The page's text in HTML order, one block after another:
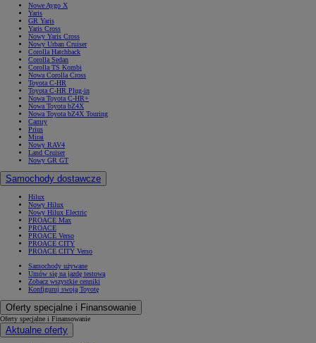
Nowe Aygo X
Yaris
GR Yaris
Yaris Cross
Nowy Yaris Cross
Nowy Urban Cruiser
Corolla Hatchback
Corolla Sedan
Corolla TS Kombi
Nowa Corolla Cross
Toyota C-HR
Toyota C-HR Plug-in
Nowa Toyota C-HR+
Nowa Toyota bZ4X
Nowa Toyota bZ4X Touring
Camry
Prius
Mirai
Nowy RAV4
Land Cruiser
Nowy GR GT
Samochody dostawcze
Hilux
Nowy Hilux
Nowy Hilux Electric
PROACE Max
PROACE
PROACE Verso
PROACE CITY
PROACE CITY Verso
Samochody używane
Umów się na jazdę testową
Zobacz wszystkie cenniki
Konfiguruj swoją Toyotę
Oferty specjalne i Finansowanie
Oferty specjalne i Finansowanie
Aktualne oferty